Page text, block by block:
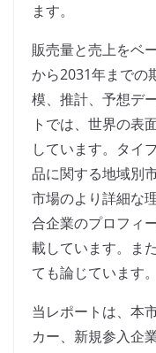
ます。
販売量と売上をベ
から2031年までの
模、推計、予想デ
トでは、世界の表
しています。タイ
品に関する地域別
市場のより詳細な
合企業のプロフィ
載しています。ま
ても論じています。
当レポートは、本
カー、新規参入企